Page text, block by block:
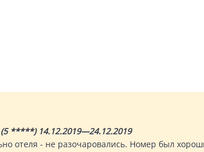
*****) 14.12.2019—24.12.2019
отеля - не разочаровались. Номер был